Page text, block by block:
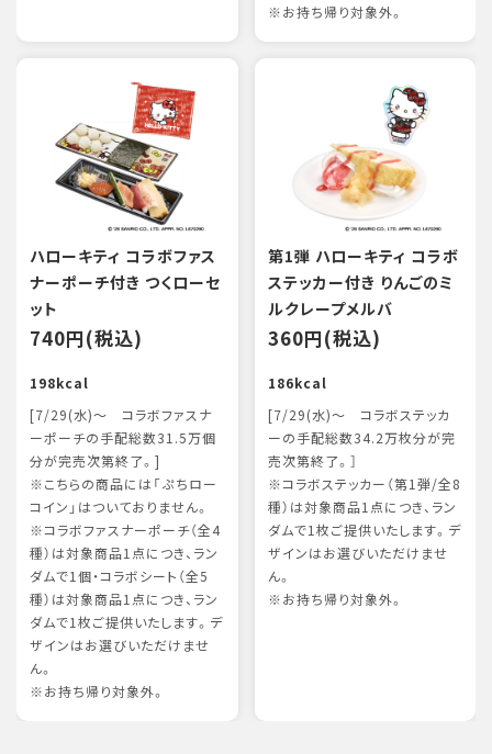
※お持ち帰り対象外。
ハローキティ コラボファス
ナーポーチ付き つくローセ
ット
740円(税込)
198kcal
[7/29(水)～ コラボファスナ
ーポーチの手配総数31.5万個
分が完売次第終了。]
※こちらの商品には「ぷちロー
コイン」はついておりません。
※コラボファスナーポーチ（全4
種）は対象商品1点につき、ラン
ダムで1個・コラボシート（全5
種）は対象商品1点につき、ラン
ダムで1枚ご提供いたします。デ
ザインはお選びいただけませ
ん。
※お持ち帰り対象外。
第1弾 ハローキティ コラボ
ステッカー付き りんごのミ
ルクレープメルバ
360円(税込)
186kcal
[7/29(水)～ コラボステッカ
ーの手配総数34.2万枚分が完
売次第終了。］
※コラボステッカー（第1弾/全8
種）は対象商品1点につき、ラン
ダムで1枚ご提供いたします。デ
ザインはお選びいただけませ
ん。
※お持ち帰り対象外。